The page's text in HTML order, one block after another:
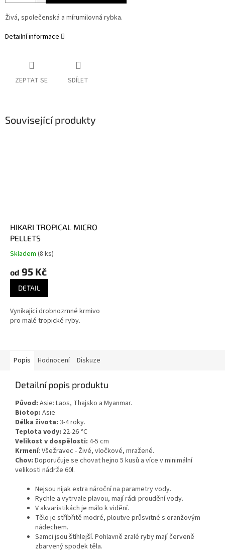
Živá, společenská a mírumilovná rybka.
Detailní informace
ZEPTAT SE SDÍLET
Související produkty
HIKARI TROPICAL MICRO
PELLETS
Průměrné
produktu
5
hvězdiček.
Skladem (8 ks)
od 95 Kč
DETAIL
Vynikající drobnozrnné krmivo
pro malé tropické ryby.
Popis Hodnocení Diskuze
Detailní popis produktu
Původ: Asie: Laos, Thajsko a Myanmar.
Biotop: Asie
Délka života: 3-4 roky.
Teplota vody: 22-26 °C
Velikost v dospělosti: 4-5 cm
Krmení: Všežravec - Živé, vločkové, mražené.
Chov: Doporučuje se chovat hejno 5 kusů a více v minimální
velikosti nádrže 60l.
Nejsou nijak extra nároční na parametry vody.
Rychle a vytrvale plavou, mají rádi proudění vody.
V akvaristikách je málo k vidění.
Tělo je stříbřitě modré, ploutve průsvitné s oranžovým
nádechem.
Samci jsou štíhlejší. Pohlavně zralé ryby mají červeně
zbarvený spodek těla.